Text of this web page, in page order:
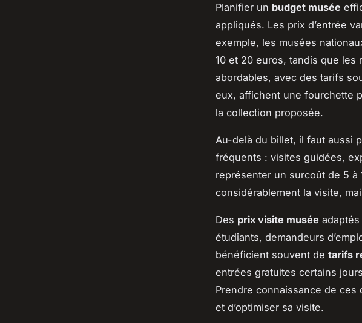
Planifier un budget musée
appliqués. Les prix d’entrée
exemple, les musées
10 et 20 euros, tandis que les
abordables, avec des tarifs
eux, affichent une fourchette
la collection proposée.
Au-delà du billet, il faut aussi
fréquents : visites guidées,
représenter un surcoût de 5
considérablement la visite,
Des prix visite musée
étudiants, demandeurs
bénéficient souvent de tarifs
entrées gratuites certains
Prendre connaissance de
et d’optimiser sa visite.